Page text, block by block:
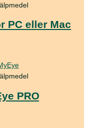
PC eller Mac
PRO